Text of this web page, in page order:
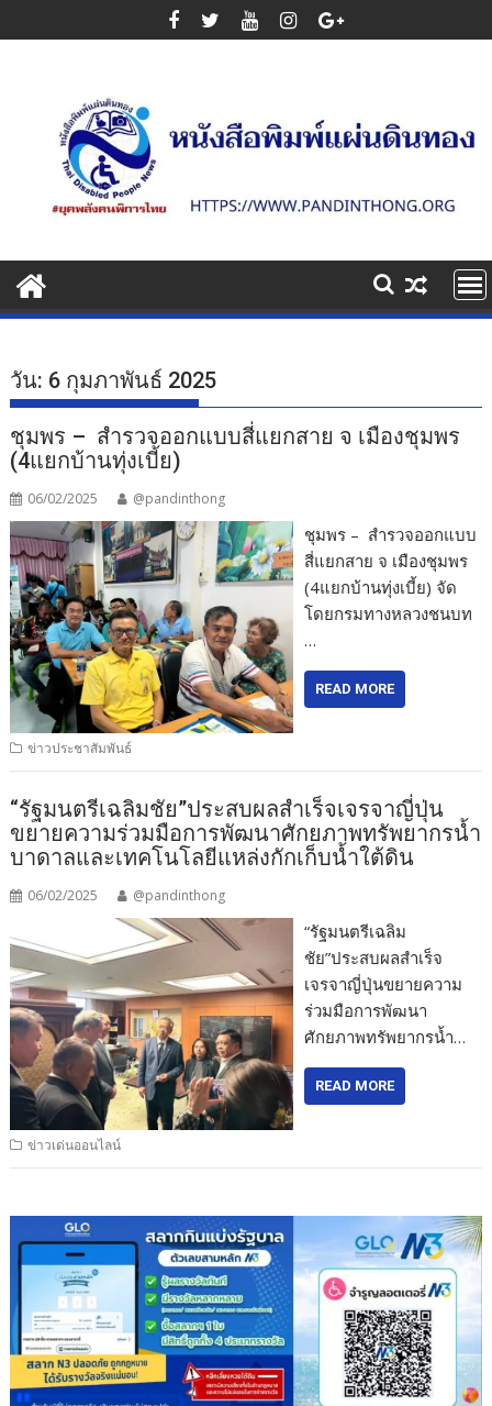
to
วัน: 6 กุมภาพันธ์ 2025
ชุมพร – สำรวจออกแบบสี่แยกสาย จ เมืองชุมพร
(4แยกบ้านทุ่งเบี้ย)
06/02/2025 @pandinthong
ชุมพร – สำรวจออกแบบ
สี่แยกสาย จ เมืองชุมพร
(4แยกบ้านทุ่งเบี้ย) จัด
โดยกรมทางหลวงชนบท
…
READ MORE
ข่าวประชาสัมพันธ์
“รัฐมนตรีเฉลิมชัย”ประสบผลสำเร็จเจรจาญี่ปุ่น
ขยายความร่วมมือการพัฒนาศักยภาพทรัพยากรน้ำ
บาดาลและเทคโนโลยีแหล่งกักเก็บน้ำใต้ดิน
06/02/2025 @pandinthong
“รัฐมนตรีเฉลิม
ชัย”ประสบผลสำเร็จ
เจรจาญี่ปุ่นขยายความ
ร่วมมือการพัฒนา
ศักยภาพทรัพยากรน้ำ…
READ MORE
ข่าวเด่นออนไลน์